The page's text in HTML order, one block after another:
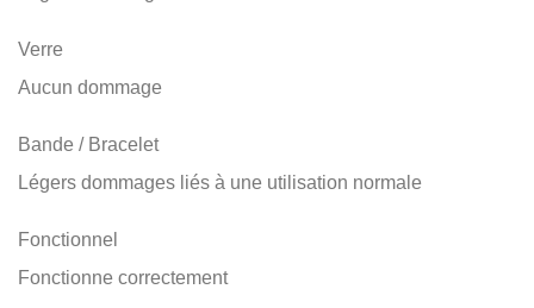
Verre
Aucun dommage
Bande / Bracelet
Légers dommages liés à une utilisation normale
Fonctionnel
Fonctionne correctement